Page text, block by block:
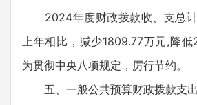
2024年度财政拨款收、支总计
上年相比，减少1809.77万元,降低
为贯彻中央八项规定，厉行节约。
五、一般公共预算财政拨款支